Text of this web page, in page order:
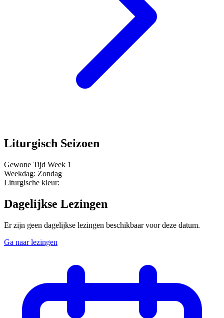
Liturgisch Seizoen
Gewone Tijd Week 1
Weekdag: Zondag
Liturgische kleur:
Dagelijkse Lezingen
Er zijn geen dagelijkse lezingen beschikbaar voor deze datum.
Ga naar lezingen